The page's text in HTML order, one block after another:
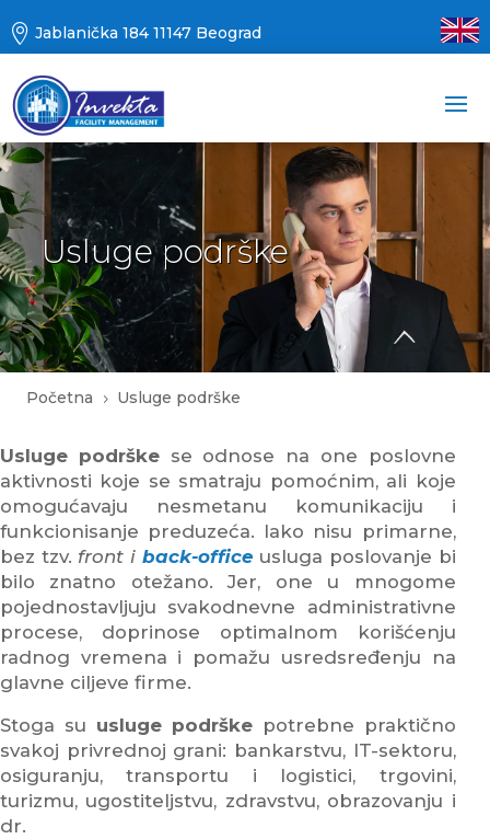
 Jablanička 184 11147 Beograd
Usluge podrške
Početna 5 Usluge podrške
Usluge podrškese odnose na one poslovne
aktivnosti koje se smatraju pomoćnim, ali koje
omogućavaju nesmetanu komunikaciju i
funkcionisanje preduzeća. Iako nisu primarne,
bez tzv. front i back-office usluga poslovanje bi
bilo znatno otežano. Jer, one u mnogome
pojednostavljuju svakodnevne administrativne
procese, doprinose optimalnom korišćenju
radnog vremena i pomažu usredsređenju na
glavne ciljeve firme.
Stoga su usluge podrškepotrebne praktično
svakoj privrednoj grani: bankarstvu, IT-sektoru,
osiguranju, transportu i logistici, trgovini,
turizmu, ugostiteljstvu, zdravstvu, obrazovanju i
dr.